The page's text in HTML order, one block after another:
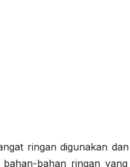
ringan digunakan
bahan ringan